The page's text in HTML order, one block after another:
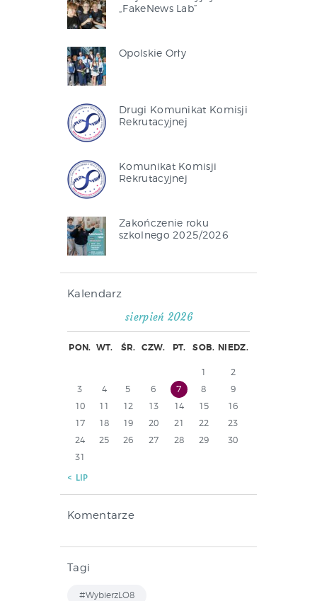
„FakeNews Lab”
Opolskie Orły
Drugi Komunikat Komisji
Rekrutacyjnej
Komunikat Komisji
Rekrutacyjnej
Zakończenie roku
szkolnego 2025/2026
Kalendarz
sierpień 2026
PON. WT. ŚR. CZW. PT. SOB. NIEDZ.
1
2
3
4 5 6 7 8
9
10
11 12 13 14 15
16
17
18 19 20 21 22
23
24
25 26 27 28 29
30
31
« LIP
Komentarze
Tagi
#WybierzLO8